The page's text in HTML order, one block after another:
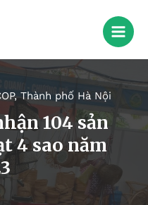
,Thành phố Hà Nội
104 sản
4 sao năm